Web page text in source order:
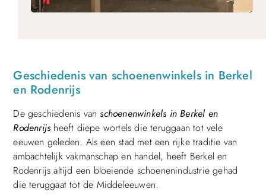
Geschiedenis van schoenenwinkels in Berkel
en Rodenrijs
De geschiedenis vanschoenenwinkels in Berkel en
Rodenrijsheeft diepe wortels die teruggaan tot vele
eeuwen geleden. Als een stad met een rijke traditie van
ambachtelijk vakmanschap en handel, heeft Berkel en
Rodenrijs altijd een bloeiende schoenenindustrie gehad
die teruggaat tot de Middeleeuwen.